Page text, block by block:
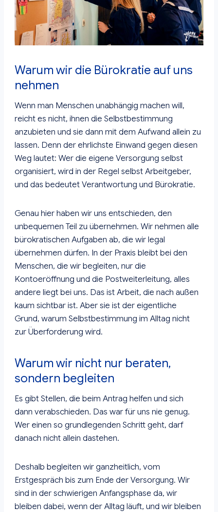
Warum wir die Bürokratie auf uns
nehmen
Wenn man Menschen unabhängig machen will,
reicht es nicht, ihnen die Selbstbestimmung
anzubieten und sie dann mit dem Aufwand allein zu
lassen. Denn der ehrlichste Einwand gegen diesen
Weg lautet: Wer die eigene Versorgung selbst
organisiert, wird in der Regel selbst Arbeitgeber,
und das bedeutet Verantwortung und Bürokratie.
Genau hier haben wir uns entschieden, den
unbequemen Teil zu übernehmen. Wir nehmen alle
bürokratischen Aufgaben ab, die wir legal
übernehmen dürfen. In der Praxis bleibt bei den
Menschen, die wir begleiten, nur die
Kontoeröffnung und die Postweiterleitung, alles
andere liegt bei uns. Das ist Arbeit, die nach außen
kaum sichtbar ist. Aber sie ist der eigentliche
Grund, warum Selbstbestimmung im Alltag nicht
zur Überforderung wird.
Warum wir nicht nur beraten,
sondern begleiten
Es gibt Stellen, die beim Antrag helfen und sich
dann verabschieden. Das war für uns nie genug.
Wer einen so grundlegenden Schritt geht, darf
danach nicht allein dastehen.
Deshalb begleiten wir ganzheitlich, vom
Erstgespräch bis zum Ende der Versorgung. Wir
sind in der schwierigen Anfangsphase da, wir
bleiben dabei, wenn der Alltag läuft, und wir bleiben